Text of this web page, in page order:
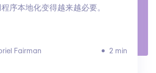
序本地化变得越来越必要。
Fairman 2 min